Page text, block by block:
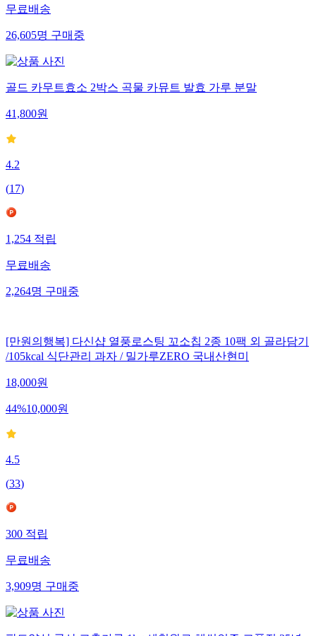
무료배송
26,605명구매중
골드 카무트효소 2박스 곡물 카뮤트 발효 가루 분말
41,800원
4.2
(17)
1,254적립
무료배송
2,264명구매중
[만원의행복] 다신샵 열풍로스팅 꼬소칩 2종 10팩 외 골라담기
/105kcal 식단관리 과자 / 밀가루ZERO 국내산현미
18,000원
44%10,000원
4.5
(33)
300적립
무료배송
3,909명구매중